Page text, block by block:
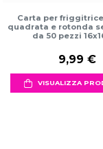
Carta per
quadrata e rotonda
da 50 pezzi
9,99 €
VISUALIZZA